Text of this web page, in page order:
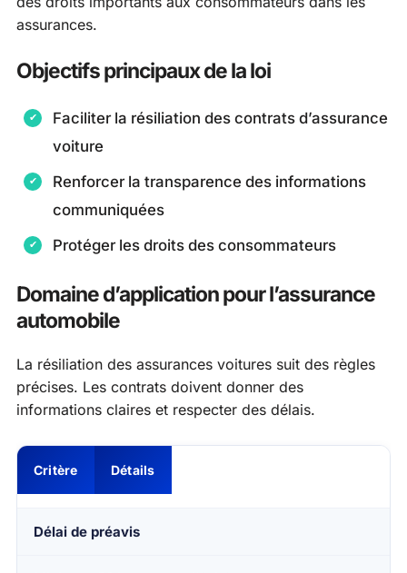
assurances.
Objectifs principaux de la loi
Faciliter la résiliation des contrats d’assurance
voiture
Renforcer la transparence des informations
communiquées
Protéger les droits des consommateurs
Domaine d’application pour l’assurance
automobile
La résiliation des assurances voitures suit des règles
précises. Les contrats doivent donner des
informations claires et respecter des délais.
Critère Détails
Délai de préavis